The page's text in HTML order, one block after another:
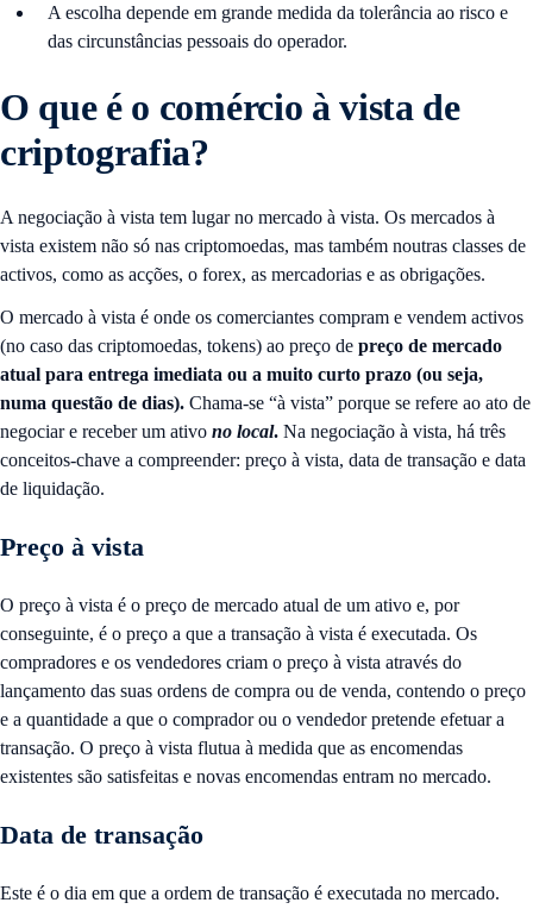
A escolha depende em grande medida da tolerância ao risco e
das circunstâncias pessoais do operador.
O que é o comércio à vista de
criptografia?
A negociação à vista tem lugar no mercado à vista. Os mercados à
vista existem não só nas criptomoedas, mas também noutras classes de
activos, como as acções, o forex, as mercadorias e as obrigações.
O mercado à vista é onde os comerciantes compram e vendem activos
(no caso das criptomoedas, tokens) ao preço de preço de mercado
atual para entrega imediata ou a muito curto prazo (ou seja,
numa questão de dias). Chama-se “à vista” porque se refere ao ato de
negociar e receber um ativo no local. Na negociação à vista, há três
conceitos-chave a compreender: preço à vista, data de transação e data
de liquidação.
Preço à vista
O preço à vista é o preço de mercado atual de um ativo e, por
conseguinte, é o preço a que a transação à vista é executada. Os
compradores e os vendedores criam o preço à vista através do
lançamento das suas ordens de compra ou de venda, contendo o preço
e a quantidade a que o comprador ou o vendedor pretende efetuar a
transação. O preço à vista flutua à medida que as encomendas
existentes são satisfeitas e novas encomendas entram no mercado.
Data de transação
Este é o dia em que a ordem de transação é executada no mercado.